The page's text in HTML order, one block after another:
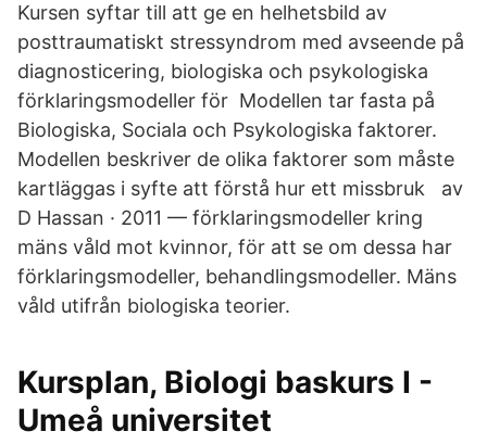
Kursen syftar till att ge en helhetsbild av
posttraumatiskt stressyndrom med avseende på
diagnosticering, biologiska och psykologiska
förklaringsmodeller för Modellen tar fasta på
Biologiska, Sociala och Psykologiska faktorer.
Modellen beskriver de olika faktorer som måste
kartläggas i syfte att förstå hur ett missbruk av
D Hassan · 2011 — förklaringsmodeller kring
mäns våld mot kvinnor, för att se om dessa har
förklaringsmodeller, behandlingsmodeller. Mäns
våld utifrån biologiska teorier.
Kursplan, Biologi baskurs I -
Umeå universitet